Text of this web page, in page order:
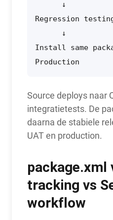
Regression
Install same
Production
Source deploys naar
integratietests. De
daarna de stabiele
UAT en production.
package.xml
tracking vs
workflow